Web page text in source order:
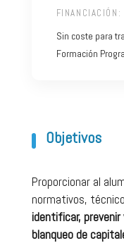
FINANCIACIÓN:
Sin coste para
Formación
Objetivos
Proporcionar al
normativos,
identificar,
blanqueo de